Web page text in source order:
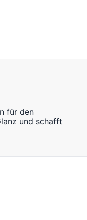
für den
und schafft